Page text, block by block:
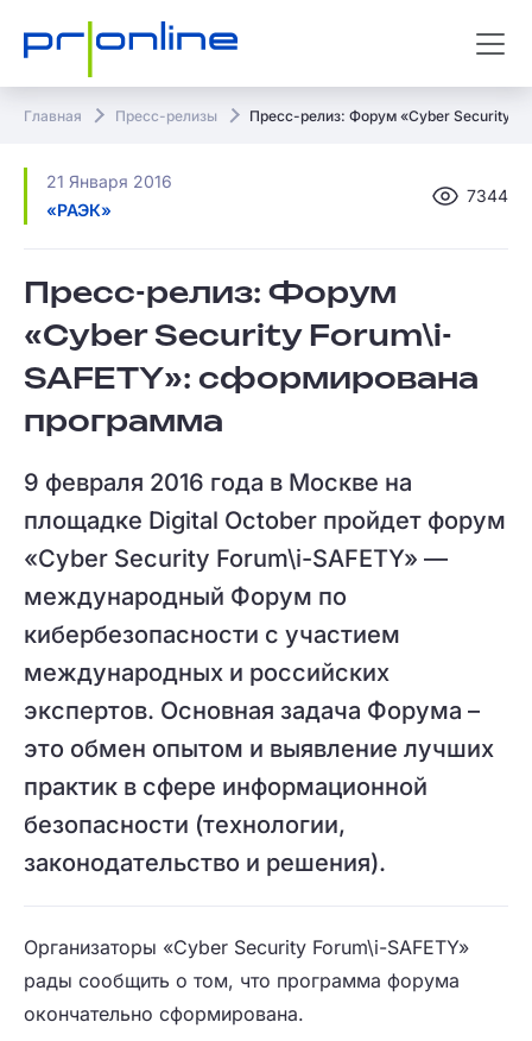
Главная Пресс-релизы Пресс-релиз: Форум «Cyber Security
21 Января 2016
«РАЭК»
7344
Пресс-релиз: Форум
«Cyber Security Forum\i-
SAFETY»: сформирована
программа
9 февраля 2016 года в Москве на
площадке Digital October пройдет форум
«Cyber Security Forum\i-SAFETY» —
международный Форум по
кибербезопасности с участием
международных и российских
экспертов. Основная задача Форума –
это обмен опытом и выявление лучших
практик в сфере информационной
безопасности (технологии,
законодательство и решения).
Организаторы «Cyber Security Forum\i-SAFETY»
рады сообщить о том, что программа форума
окончательно сформирована.